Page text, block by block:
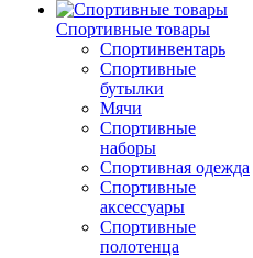
Спортивные товары
Спортинвентарь
Спортивные
бутылки
Мячи
Спортивные
наборы
Спортивная одежда
Спортивные
аксессуары
Спортивные
полотенца